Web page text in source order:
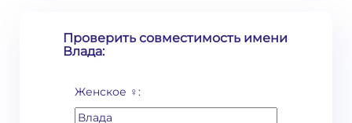
Проверить совместимость имени
Влада:
Женское ♀: